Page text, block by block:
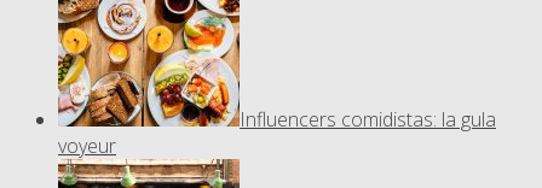
Influencers comidistas: la gula
voyeur